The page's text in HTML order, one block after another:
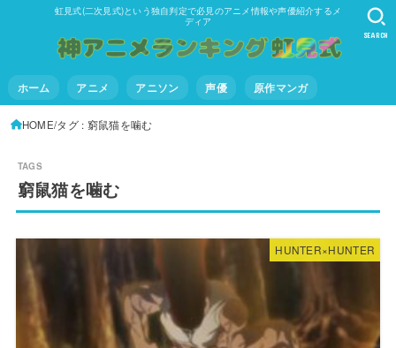
虹見式(二次見式)という独自判定で必見のアニメ情報や声優紹介するメ
ディア
ホーム アニメ アニソン 声優 原作マンガ
SEARCH
HOME タグ : 窮鼠猫を噛む
窮鼠猫を噛む
HUNTER×HUNTER